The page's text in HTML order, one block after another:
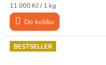
Měrná
cena:
11 000 Kč / 1 kg
Do košíku
BESTSELLER